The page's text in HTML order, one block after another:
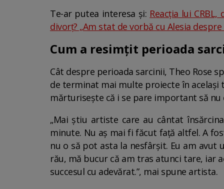
Te-ar putea interesa și: Reacția lui
divorț? „Am stat de vorbă cu Alesia despre
Cum a resimțit perioada
Cât despre perioada sarcinii, Theo Rose
de terminat mai multe proiecte în același
mărturisește că i se pare important să
„Mai știu artiste care au cântat
minute. Nu aș mai fi făcut față altfel. A
nu o să pot asta la nesfârșit. Eu am
rău, mă bucur că am tras atunci tare, iar
succesul cu adevărat.”, mai spune artista.